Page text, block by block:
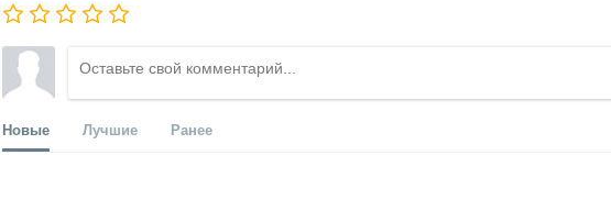
Новые Лучшие Ранее